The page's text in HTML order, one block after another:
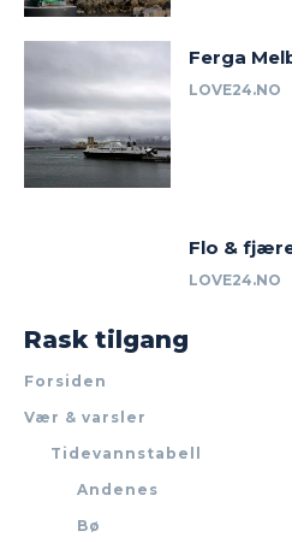
Ferga
LOVE24.NO
Flo &
LOVE24.NO
Rask tilgang
Forsiden
Vær & varsler
Tidevannstabell
Andenes
Bø